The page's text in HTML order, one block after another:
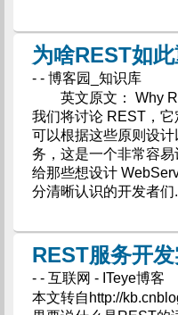
为啥REST如此
- - 博客园_知识库
英文原文： Why
我们将讨论 REST，
可以根据这些原则设
务，这是一个非常容
给那些想设计
分清晰认识的开发者们.
REST服务开
- - 互联网 - ITeye博客
本文转自http://